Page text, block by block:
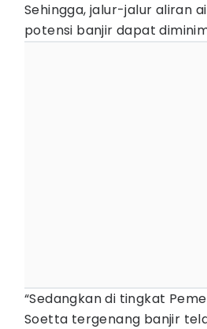
Sehingga, jalur-jalur aliran
potensi banjir dapat
“Sedangkan di tingkat
Soetta tergenang banjir